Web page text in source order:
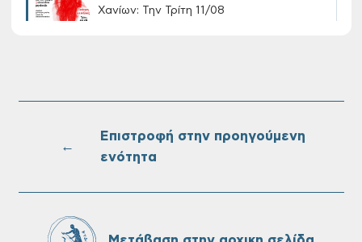
Χανίων: Την Τρίτη 11/08
Τακτική συνεδρίαση Δημοτικής Επιτροπής
←
Επιστροφή στην προηγούμενη
ενότητα